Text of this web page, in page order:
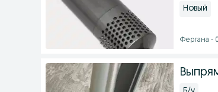
Новый
Фергана -